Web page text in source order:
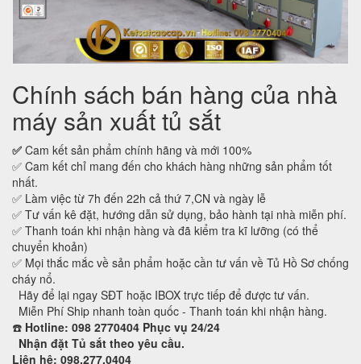
Chính sách bán hàng của nhà
máy sản xuất tủ sắt
✅ Cam kết sản phẩm chính hãng và mới 100%
✅ Cam kết chỉ mang đến cho khách hàng những sản phẩm tốt
nhất.
✅ Làm việc từ 7h đến 22h cả thứ 7,CN và ngày lễ
✅ Tư vấn kê đặt, hướng dẫn sử dụng, bảo hành tại nhà miễn phí.
✅ Thanh toán khi nhận hàng và đã kiểm tra kĩ lưỡng (có thể
chuyển khoản)
✅ Mọi thắc mắc về sản phẩm hoặc cần tư vấn về Tủ Hồ Sơ chống
cháy nổ.
Hãy để lại ngay SĐT hoặc IBOX trực tiếp để được tư vấn.
Miễn Phí Ship nhanh toàn quốc - Thanh toán khi nhận hàng.
☎️ Hotline: 098 2770404 Phục vụ 24/24
Nhận đặt Tủ sắt theo yêu cầu.
Liên hệ: 098.277.0404